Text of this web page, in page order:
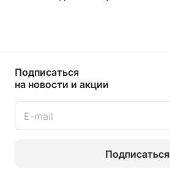
Подписаться
на новости и акции
Подписаться